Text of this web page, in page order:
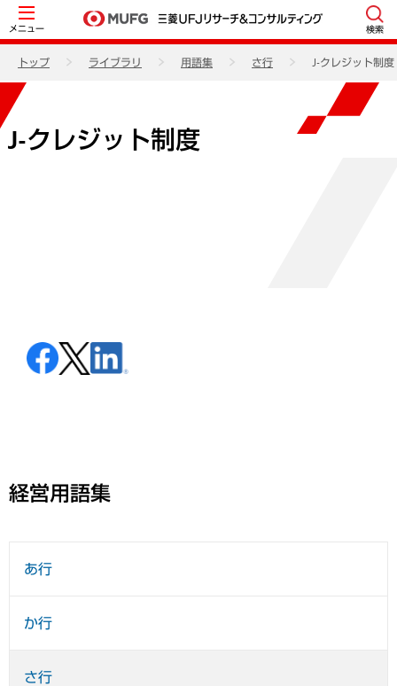
メニュー 検索
トップ ライブラリ 用語集 さ行 J-クレジット制度
J-クレジット制度
経営用語集
あ行
か行
さ行